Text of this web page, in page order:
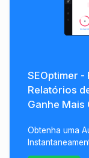
SEOptimer -
Relatórios
Ganhe Mais
Obtenha uma